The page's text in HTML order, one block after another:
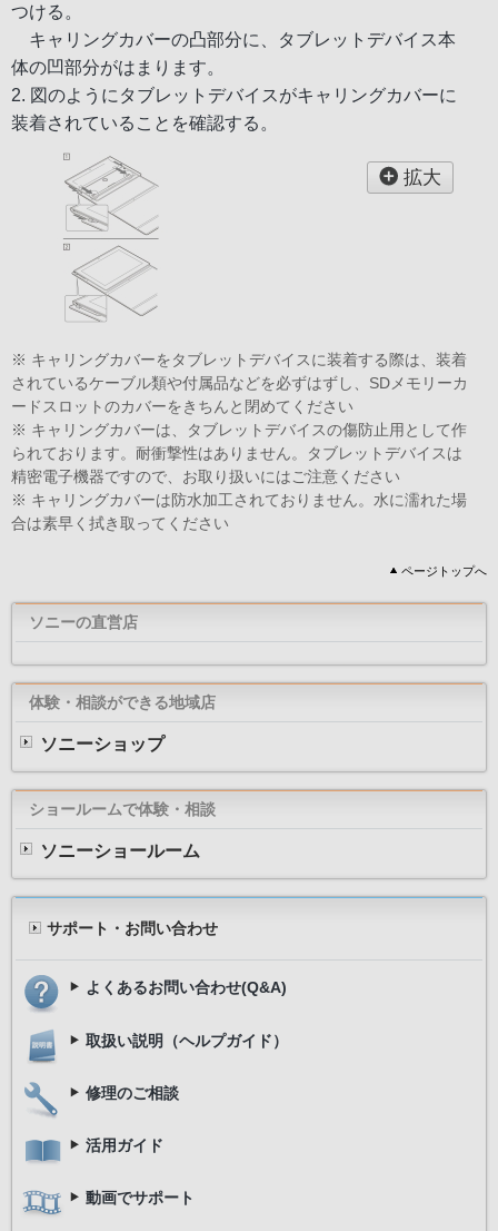
つける。
キャリングカバーの凸部分に、タブレットデバイス本
体の凹部分がはまります。
2. 図のようにタブレットデバイスがキャリングカバーに
装着されていることを確認する。
拡大
※ キャリングカバーをタブレットデバイスに装着する際は、装着
されているケーブル類や付属品などを必ずはずし、SDメモリーカ
ードスロットのカバーをきちんと閉めてください
※ キャリングカバーは、タブレットデバイスの傷防止用として作
られております。耐衝撃性はありません。タブレットデバイスは
精密電子機器ですので、お取り扱いにはご注意ください
※ キャリングカバーは防水加工されておりません。水に濡れた場
合は素早く拭き取ってください
ページトップへ
ソニーの直営店
体験・相談ができる地域店
ソニーショップ
ショールームで体験・相談
ソニーショールーム
サポート・お問い合わせ
よくあるお問い合わせ(Q&A)
取扱い説明（ヘルプガイド）
修理のご相談
活用ガイド
動画でサポート